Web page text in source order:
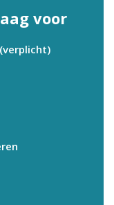
voor